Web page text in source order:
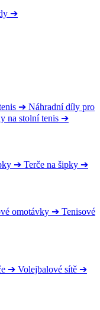
➔
➔ Náhradní díly pro
na stolní tenis ➔
➔ Terče na šipky ➔
omotávky ➔ Tenisové
➔ Volejbalové sítě ➔